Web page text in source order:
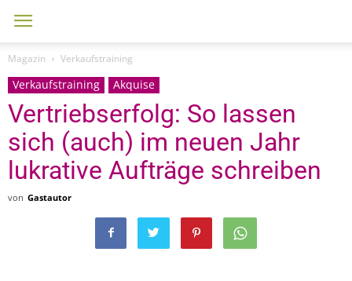
Magazin Verkaufstraining
Verkaufstraining Akquise
Vertriebserfolg: So lassen
sich (auch) im neuen Jahr
lukrative Aufträge schreiben
von Gastautor